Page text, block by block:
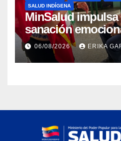
SALUD INDÍGENA
MinSalud impulsa
sanación
post-sismo junto
indígenas en
06/08/2026 ERIKA